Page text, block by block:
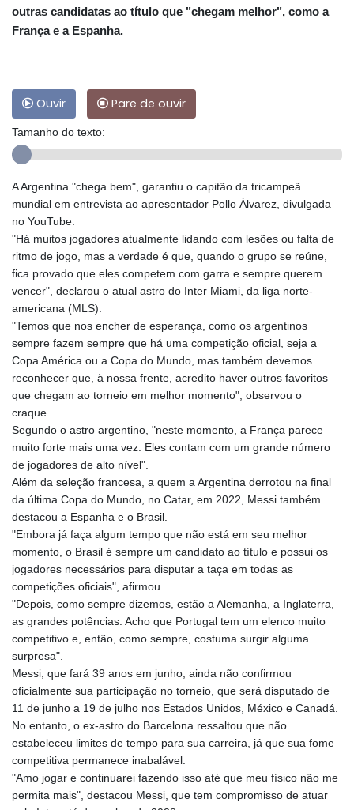
outras candidatas ao título que "chegam melhor", como a
França e a Espanha.
Ouvir Pare de ouvir
Tamanho do texto:
A Argentina "chega bem", garantiu o capitão da tricampeã
mundial em entrevista ao apresentador Pollo Álvarez, divulgada
no YouTube.
"Há muitos jogadores atualmente lidando com lesões ou falta de
ritmo de jogo, mas a verdade é que, quando o grupo se reúne,
fica provado que eles competem com garra e sempre querem
vencer", declarou o atual astro do Inter Miami, da liga norte-
americana (MLS).
"Temos que nos encher de esperança, como os argentinos
sempre fazem sempre que há uma competição oficial, seja a
Copa América ou a Copa do Mundo, mas também devemos
reconhecer que, à nossa frente, acredito haver outros favoritos
que chegam ao torneio em melhor momento", observou o
craque.
Segundo o astro argentino, "neste momento, a França parece
muito forte mais uma vez. Eles contam com um grande número
de jogadores de alto nível".
Além da seleção francesa, a quem a Argentina derrotou na final
da última Copa do Mundo, no Catar, em 2022, Messi também
destacou a Espanha e o Brasil.
"Embora já faça algum tempo que não está em seu melhor
momento, o Brasil é sempre um candidato ao título e possui os
jogadores necessários para disputar a taça em todas as
competições oficiais", afirmou.
"Depois, como sempre dizemos, estão a Alemanha, a Inglaterra,
as grandes potências. Acho que Portugal tem um elenco muito
competitivo e, então, como sempre, costuma surgir alguma
surpresa".
Messi, que fará 39 anos em junho, ainda não confirmou
oficialmente sua participação no torneio, que será disputado de
11 de junho a 19 de julho nos Estados Unidos, México e Canadá.
No entanto, o ex-astro do Barcelona ressaltou que não
estabeleceu limites de tempo para sua carreira, já que sua fome
competitiva permanece inabalável.
"Amo jogar e continuarei fazendo isso até que meu físico não me
permita mais", destacou Messi, que tem compromisso de atuar